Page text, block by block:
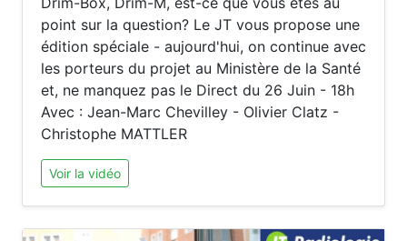
point sur la question? Le JT vous propose une
édition spéciale - aujourd'hui, on continue avec
les porteurs du projet au Ministère de la Santé
et, ne manquez pas le Direct du 26 Juin - 18h
Avec : Jean-Marc Chevilley - Olivier Clatz -
Christophe MATTLER
Voir la vidéo